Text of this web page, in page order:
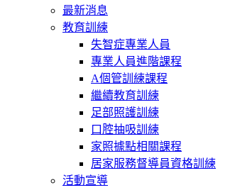
最新消息
教育訓練
失智症專業人員
專業人員進階課程
A個管訓練課程
繼續教育訓練
足部照護訓練
口腔抽吸訓練
家照據點相關課程
居家服務督導員資格訓練
活動宣導